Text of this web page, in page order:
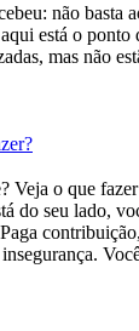
não basta
está o ponto
mas não
Veja o que
do seu lado,